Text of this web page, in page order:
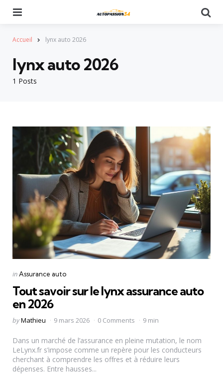
Accueil lynx auto 2026
1 Posts
lynx auto 2026
Categories
Posted
inAssurance auto
Tout savoir sur le lynx assurance auto
en 2026
Posted
byMathieu 9 mars 2026 0 Comments 9 min
Dans un marché de l’assurance en pleine mutation, le nom
LeLynx.fr s’impose comme un repère pour les conducteurs
cherchant à comprendre les offres et à réduire leurs
dépenses. Entre hausses...